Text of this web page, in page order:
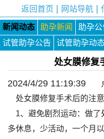
返回首页 网站导航|
新闻动态 助孕新闻 助孕公
试管助孕公告
试管助孕动
处女膜修复
2024/4/29 11:19:39
处女膜修复手术后的注意
1、避免剧烈运动：做了
多休息，少活动，一个月